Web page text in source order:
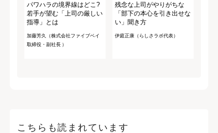
パワハラの境界線はどこ?
若手が望む「上司の厳しい
指導」とは
加藤芳久（株式会社ファイブベイ
取締役・副社長 ）
残念な上司がやりがちな
「部下の本心を引き出せな
い」聞き方
伊庭正康（らしさラボ代表）
こちらも読まれています